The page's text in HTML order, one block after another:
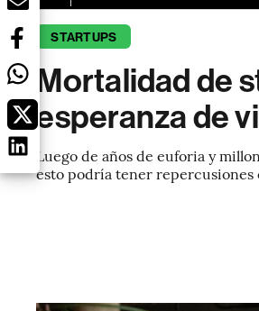
STARTUPS
Mortalidad de
esperanza de
Luego de años de euforia y
esto podría tener repercusiones